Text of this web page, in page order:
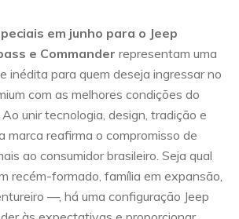
em junho para o Jeep
e Commander representam uma
inédita para quem deseja ingressar no
com as melhores condições do
unir tecnologia, design, tradição e
marca reafirma o compromisso de
ao consumidor brasileiro. Seja qual
recém-formado, família em expansão,
—, há uma configuração Jeep